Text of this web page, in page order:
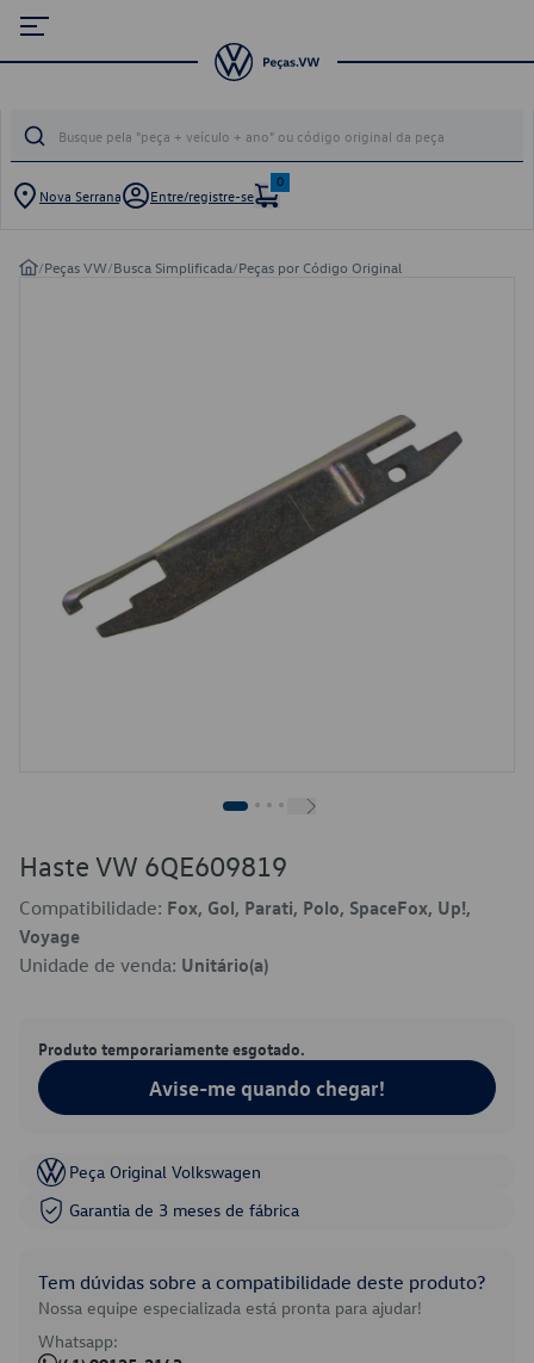
Nova Serrana Entre/registre-se
0
/Peças VW/Busca Simplificada/Peças por Código Original
Haste VW 6QE609819
Compatibilidade: Fox, Gol, Parati, Polo, SpaceFox, Up!,
Voyage
Unidade de venda: Unitário(a)
Produto temporariamente esgotado.
Avise-me quando chegar!
Peça Original Volkswagen
Garantia de 3 meses de fábrica
Tem dúvidas sobre a compatibilidade deste produto?
Nossa equipe especializada está pronta para ajudar!
Whatsapp: